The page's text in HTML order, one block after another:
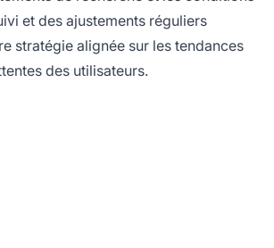
et des ajustements réguliers
stratégie alignée sur les tendances
des utilisateurs.